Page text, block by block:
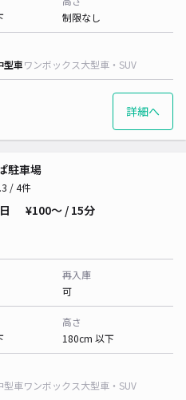
制限なし
型車ワンボックス大型車・SUV
詳細へ
駐車場
/ 4件
¥100〜 / 15分
再入庫
可
高さ
180cm 以下
型車ワンボックス大型車・SUV